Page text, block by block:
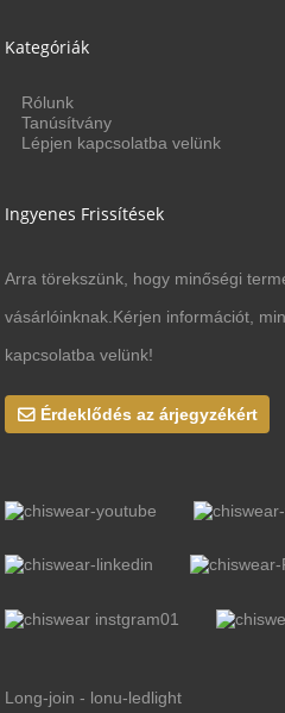
Kategóriák
Rólunk
Tanúsítvány
Lépjen kapcsolatba velünk
Ingyenes Frissítések
Arra törekszünk, hogy minőségi
vásárlóinknak.Kérjen információt,
kapcsolatba velünk!
Érdeklődés az árjegyzékért
Long-join - lonu-ledlight